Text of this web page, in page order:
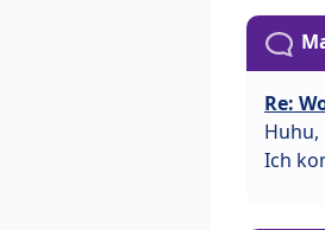
Re:
Huhu,
Ich